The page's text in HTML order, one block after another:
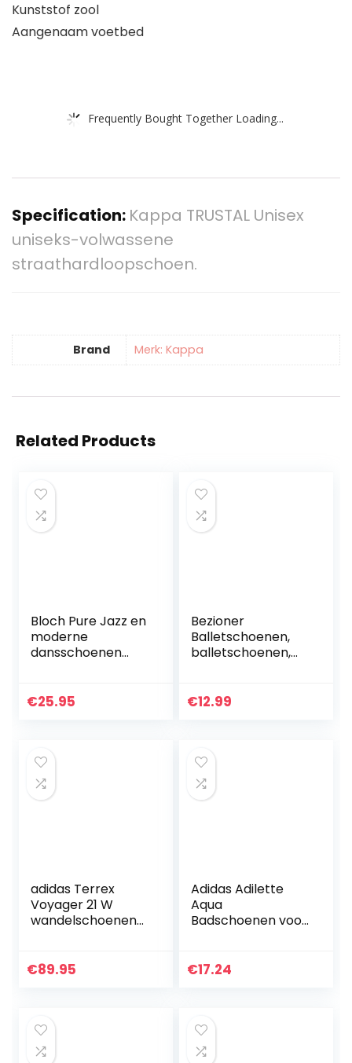
Kunststof zool
Aangenaam voetbed
Frequently Bought Together Loading...
Specification: Kappa TRUSTAL Unisex
uniseks-volwassene
straathardloopschoen.
Brand Merk: Kappa
Related Products
Bloch Pure Jazz en
moderne
dansschoenen
€25.95
Bezioner
Balletschoenen,
balletschoenen,
zool voor kinderen
€12.99
adidas Terrex
Voyager 21 W
wandelschoenen
€89.95
Adidas Adilette
Aqua
Badschoenen voor
€17.24